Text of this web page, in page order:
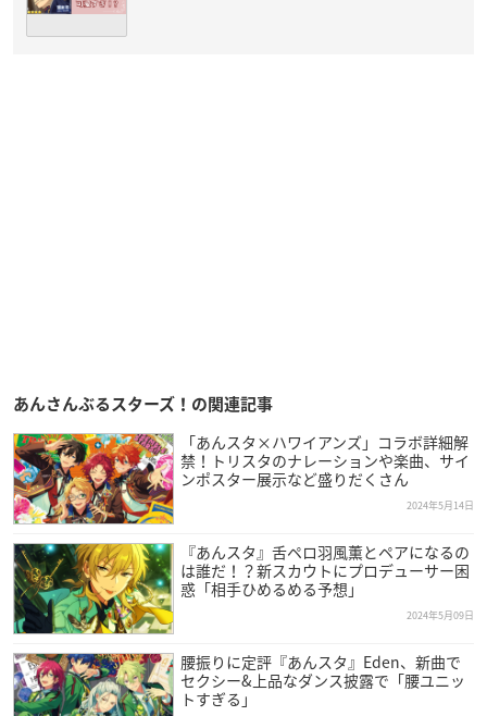
あんさんぶるスターズ！の関連記事
「あんスタ×ハワイアンズ」コラボ詳細解
禁！トリスタのナレーションや楽曲、サイ
ンポスター展示など盛りだくさん
2024年5月14日
『あんスタ』舌ペロ羽風薫とペアになるの
は誰だ！？新スカウトにプロデューサー困
惑「相手ひめるめる予想」
2024年5月09日
腰振りに定評『あんスタ』Eden、新曲で
セクシー&上品なダンス披露で「腰ユニッ
トすぎる」